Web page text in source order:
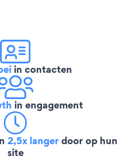
in contacten
in engagement
2,5x langerdoor op hun
site